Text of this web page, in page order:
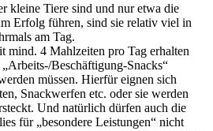
kleine Tiere sind und nur etwa die
Erfolg führen, sind sie relativ viel in
am Tag.
mind. 4 Mahlzeiten pro Tag erhalten
Beschäftigung-Snacks“
müssen. Hierfür eignen sich
Snackwerfen etc. oder sie werden
Und natürlich dürfen auch die
für „besondere Leistungen“ nicht